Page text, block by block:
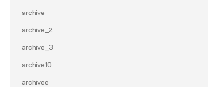
archive
archive_2
archive_3
archive10
archivee